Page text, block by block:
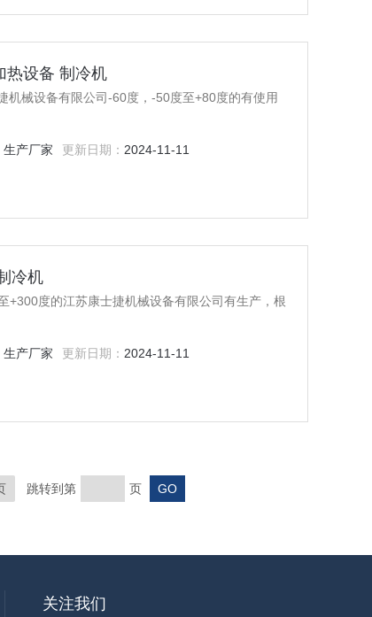
热设备 制冷机
机械设备有限公司-60度，-50度至+80度的有使用
生产厂家 更新日期： 2024-11-11
冷机
+300度的江苏康士捷机械设备有限公司有生产，根
生产厂家 更新日期： 2024-11-11
跳转到第 页
关注我们